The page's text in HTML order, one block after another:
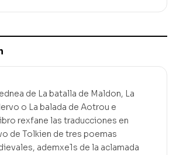
de La batalla de Maldon, La
o La balada de Aotrou e
rexfane las traducciones en
de Tolkien de tres poemas
ademxe1s de la aclamada